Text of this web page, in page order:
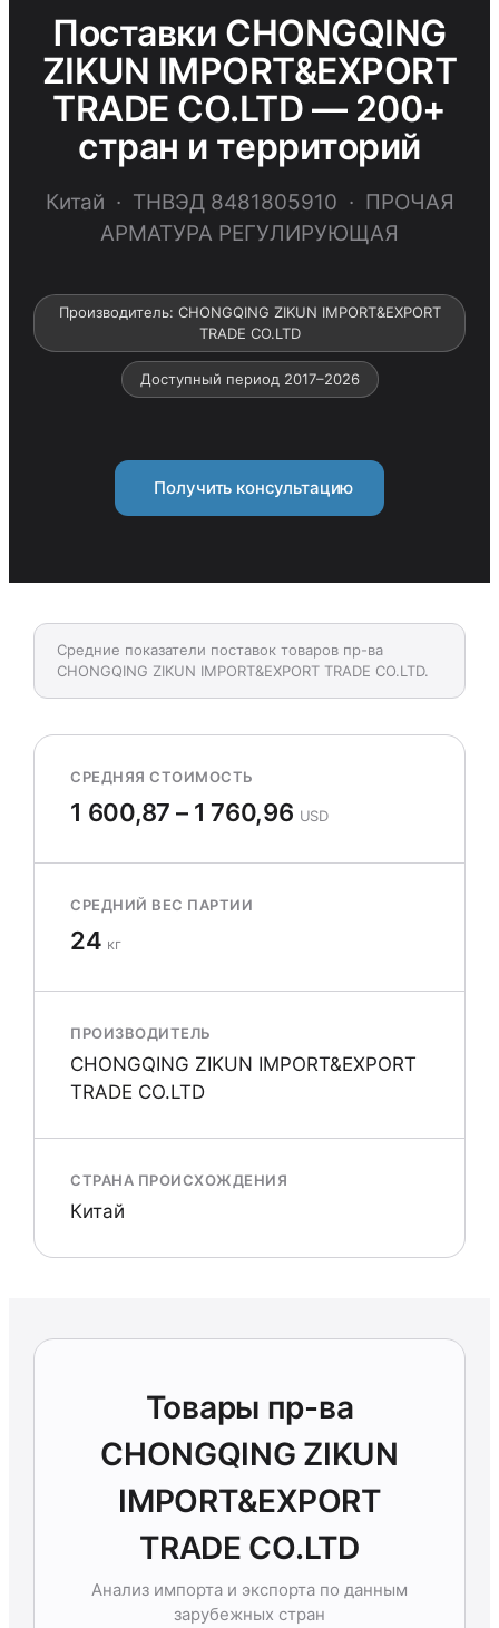
Поставки CHONGQING
ZIKUN IMPORT&EXPORT
TRADE CO.LTD — 200+
стран и территорий
Китай · ТНВЭД 8481805910 · ПРОЧАЯ
АРМАТУРА РЕГУЛИРУЮЩАЯ
Производитель: CHONGQING ZIKUN IMPORT&EXPORT
TRADE CO.LTD
Доступный период 2017–2026
Получить консультацию
Средние показатели поставок товаров пр-ва
CHONGQING ZIKUN IMPORT&EXPORT TRADE CO.LTD.
СРЕДНЯЯ СТОИМОСТЬ
1 600,87 – 1 760,96 USD
СРЕДНИЙ ВЕС ПАРТИИ
24 кг
ПРОИЗВОДИТЕЛЬ
CHONGQING ZIKUN IMPORT&EXPORT
TRADE CO.LTD
СТРАНА ПРОИСХОЖДЕНИЯ
Китай
Товары пр-ва
CHONGQING ZIKUN
IMPORT&EXPORT
TRADE CO.LTD
Анализ импорта и экспорта по данным
зарубежных стран